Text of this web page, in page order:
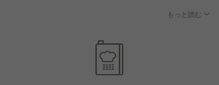
■周りにいい影響を与えられる方
■自分の夢や目標を持って仕事に向き合える方
繋がりが生まれ、地域に根付いた愛されるお店となっ
カウンター越しにお客様と顔を見て会話できる距離の
近さが、このお店ならではの魅力です。
【未経験OK！飲食における基本から応用まで学べる
もっと読む